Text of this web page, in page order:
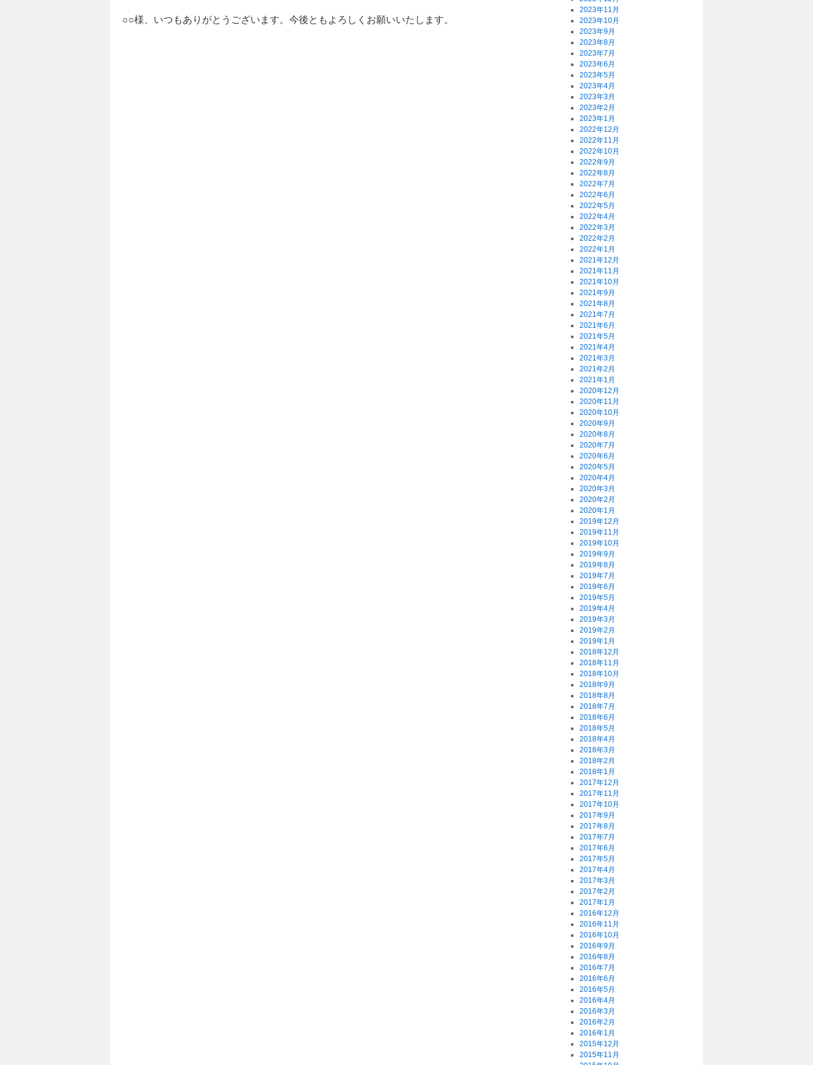
○○様、いつもありがとうございます。今後ともよろしくお願いいたします。
2023年11月
2023年10月
2023年9月
2023年8月
2023年7月
2023年6月
2023年5月
2023年4月
2023年3月
2023年2月
2023年1月
2022年12月
2022年11月
2022年10月
2022年9月
2022年8月
2022年7月
2022年6月
2022年5月
2022年4月
2022年3月
2022年2月
2022年1月
2021年12月
2021年11月
2021年10月
2021年9月
2021年8月
2021年7月
2021年6月
2021年5月
2021年4月
2021年3月
2021年2月
2021年1月
2020年12月
2020年11月
2020年10月
2020年9月
2020年8月
2020年7月
2020年6月
2020年5月
2020年4月
2020年3月
2020年2月
2020年1月
2019年12月
2019年11月
2019年10月
2019年9月
2019年8月
2019年7月
2019年6月
2019年5月
2019年4月
2019年3月
2019年2月
2019年1月
2018年12月
2018年11月
2018年10月
2018年9月
2018年8月
2018年7月
2018年6月
2018年5月
2018年4月
2018年3月
2018年2月
2018年1月
2017年12月
2017年11月
2017年10月
2017年9月
2017年8月
2017年7月
2017年6月
2017年5月
2017年4月
2017年3月
2017年2月
2017年1月
2016年12月
2016年11月
2016年10月
2016年9月
2016年8月
2016年7月
2016年6月
2016年5月
2016年4月
2016年3月
2016年2月
2016年1月
2015年12月
2015年11月